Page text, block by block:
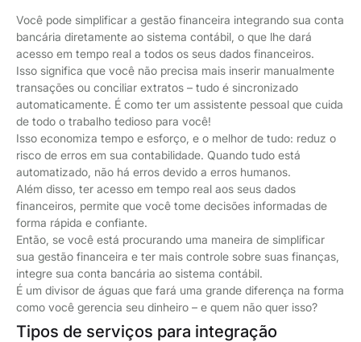
Você pode simplificar a gestão financeira integrando sua conta
bancária diretamente ao sistema contábil, o que lhe dará
acesso em tempo real a todos os seus dados financeiros.
Isso significa que você não precisa mais inserir manualmente
transações ou conciliar extratos – tudo é sincronizado
automaticamente. É como ter um assistente pessoal que cuida
de todo o trabalho tedioso para você!
Isso economiza tempo e esforço, e o melhor de tudo: reduz o
risco de erros em sua contabilidade. Quando tudo está
automatizado, não há erros devido a erros humanos.
Além disso, ter acesso em tempo real aos seus dados
financeiros, permite que você tome decisões informadas de
forma rápida e confiante.
Então, se você está procurando uma maneira de simplificar
sua gestão financeira e ter mais controle sobre suas finanças,
integre sua conta bancária ao sistema contábil.
É um divisor de águas que fará uma grande diferença na forma
como você gerencia seu dinheiro – e quem não quer isso?
Tipos de serviços para integração